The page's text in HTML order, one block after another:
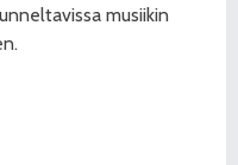
musiikin